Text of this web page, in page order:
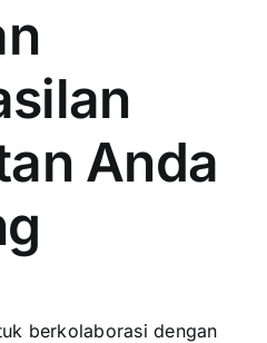
Anda
berkolaborasi dengan